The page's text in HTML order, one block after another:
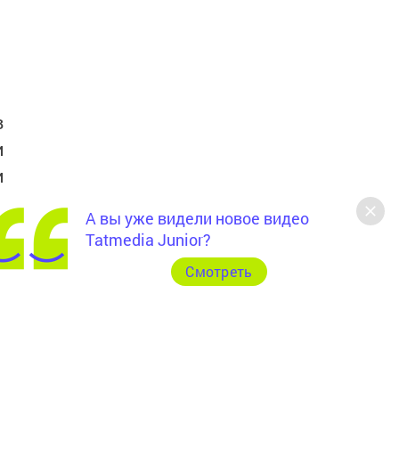
А вы уже видели новое видео
Tatmedia Junior?
Cмотреть